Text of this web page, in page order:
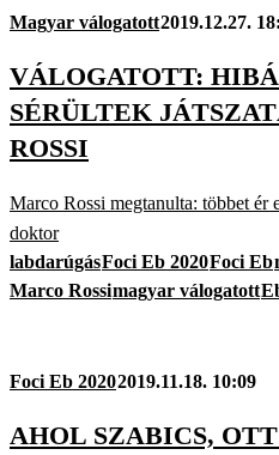
Magyar válogatott2019.12.27.
VÁLOGATOTT:
SÉRÜLTEK
ROSSI
Marco Rossi megtanulta: többet ér
doktor
labdarúgásFoci Eb 2020Foci Eb
Marco Rossimagyar válogatott
Foci Eb 20202019.11.18. 10:09
AHOL SZABICS,